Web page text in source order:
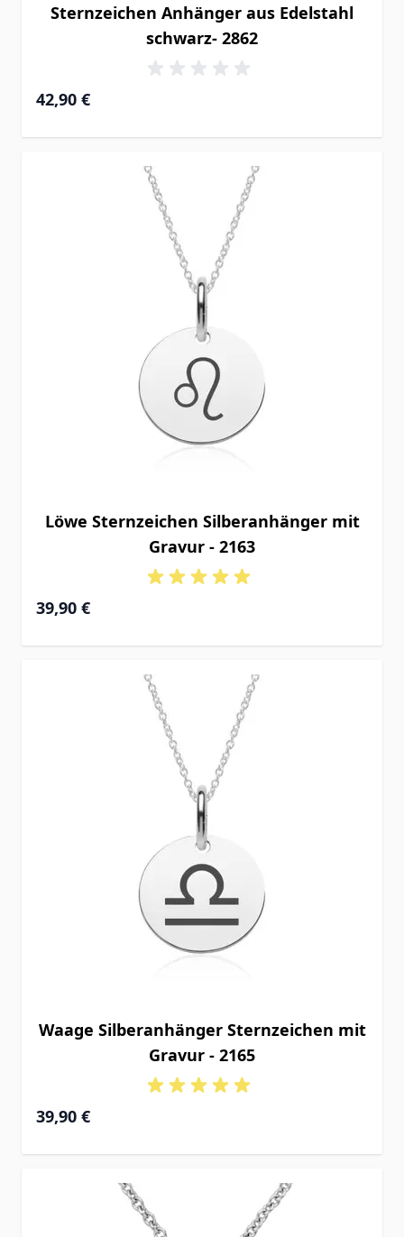
Sternzeichen Anhänger aus Edelstahl
schwarz- 2862
42,90 €
Löwe Sternzeichen Silberanhänger mit
Gravur - 2163
39,90 €
Waage Silberanhänger Sternzeichen mit
Gravur - 2165
39,90 €